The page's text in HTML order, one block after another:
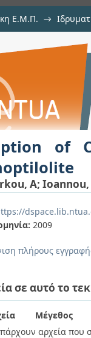
Ε.Μ.Π. →
and
of
A; Ioannou,
2009
πλήρους
σε αυτό το
Μέγεθος
αρχεία που